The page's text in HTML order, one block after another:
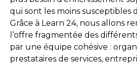
qui sont les moins susceptibles
Grâce à Learn 24, nous allons
l’offre fragmentée des
par une équipe cohésive :
prestataires de services,